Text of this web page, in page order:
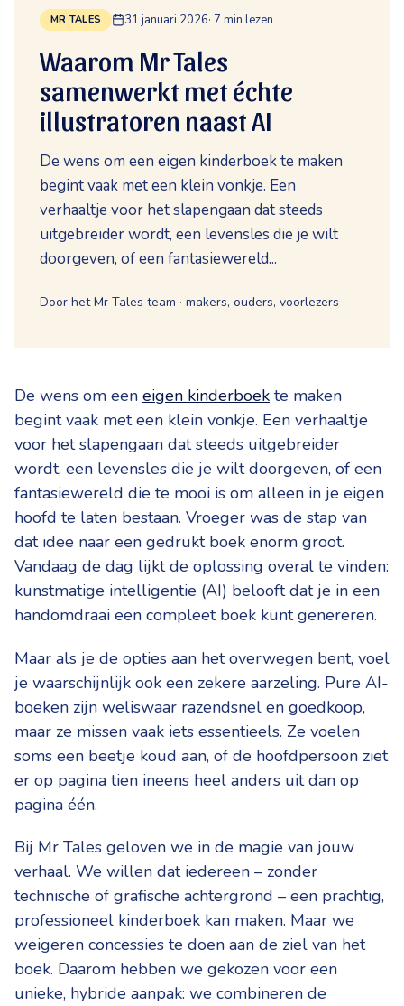
MR TALES 31 januari 2026·7 min lezen
Waarom Mr Tales
samenwerkt met échte
illustratoren naast AI
De wens om een eigen kinderboek te maken
begint vaak met een klein vonkje. Een
verhaaltje voor het slapengaan dat steeds
uitgebreider wordt, een levensles die je wilt
doorgeven, of een fantasiewereld...
Door het Mr Tales team · makers, ouders, voorlezers
De wens om een eigen kinderboek te maken
begint vaak met een klein vonkje. Een verhaaltje
voor het slapengaan dat steeds uitgebreider
wordt, een levensles die je wilt doorgeven, of een
fantasiewereld die te mooi is om alleen in je eigen
hoofd te laten bestaan. Vroeger was de stap van
dat idee naar een gedrukt boek enorm groot.
Vandaag de dag lijkt de oplossing overal te vinden:
kunstmatige intelligentie (AI) belooft dat je in een
handomdraai een compleet boek kunt genereren.
Maar als je de opties aan het overwegen bent, voel
je waarschijnlijk ook een zekere aarzeling. Pure AI-
boeken zijn weliswaar razendsnel en goedkoop,
maar ze missen vaak iets essentieels. Ze voelen
soms een beetje koud aan, of de hoofdpersoon ziet
er op pagina tien ineens heel anders uit dan op
pagina één.
Bij Mr Tales geloven we in de magie van jouw
verhaal. We willen dat iedereen – zonder
technische of grafische achtergrond – een prachtig,
professioneel kinderboek kan maken. Maar we
weigeren concessies te doen aan de ziel van het
boek. Daarom hebben we gekozen voor een
unieke, hybride aanpak: we combineren de